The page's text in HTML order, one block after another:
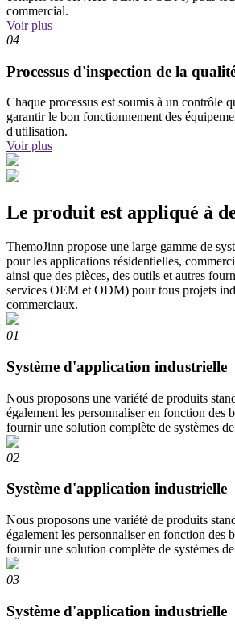
commercial.
Voir plus
04
Processus d'inspection de la
Chaque processus est soumis à un contrôle
garantir le bon fonctionnement des
d'utilisation.
Voir plus
Le produit est appliqué à
ThemoJinn propose une large gamme de
pour les applications résidentielles,
ainsi que des pièces, des outils et autres
services OEM et ODM) pour tous projets
commerciaux.
01
Système d'application industrielle
Nous proposons une variété de produits
également les personnaliser en fonction des
fournir une solution complète de systèmes
02
Système d'application industrielle
Nous proposons une variété de produits
également les personnaliser en fonction des
fournir une solution complète de systèmes
03
Système d'application industrielle